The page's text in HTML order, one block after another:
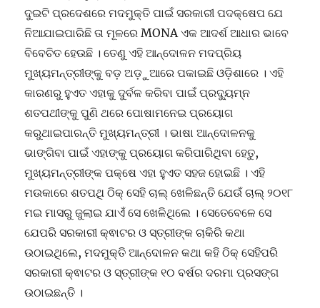
ଦୁଇଟି ପ୍ରଦେଶରେ ମଦମୁକ୍ତି ପାଇଁ ସରକାରୀ ପଦକ୍ଷେପ ଯେ
ନିଆଯାଇପାରିଛି ତା ମୂଳରେ MONA ଏକ ଆଦର୍ଶ ଆଧାର ଭାବେ
ବିବେଚିତ ହେଉଛି । ତେଣୁ ଏହି ଆନ୍ଦୋଳନ ମଦପ୍ରିୟ
ମୁଖ୍ୟମନ୍ତ୍ରୀଙ୍କୁ ବଡ଼ ଅଡ଼ୁଆରେ ପକାଇଛି ଓଡ଼ିଶାରେ । ଏହି
କାରଣରୁ ହୁଏତ ଏହାକୁ ଦୁର୍ବଳ କରିବା ପାଇଁ ପ୍ରଦ୍ୟୁମ୍ନ
ଶତପଥୀଙ୍କୁ ପୁଣି ଥରେ ପୋଷାମନେଇ ପ୍ରୟୋଗ
କରୁଥାଇପାରନ୍ତି ମୁଖ୍ୟମନ୍ତ୍ରୀ । ଭାଷା ଆନ୍ଦୋଳନକୁ
ଭାଙ୍ଗିବା ପାଇଁ ଏହାଙ୍କୁ ପ୍ରୟୋଗ କରିପାରିଥିବା ହେତୁ,
ମୁଖ୍ୟମନ୍ତ୍ରୀଙ୍କ ପକ୍ଷେ ଏହା ହୁଏତ ସହଜ ହୋଇଛି । ଏହି
ମଉକାରେ ଶତପଥି ଠିକ୍ ସେହି ଚାଲ୍ ଖେଳିଛନ୍ତି ଯେଉଁ ଚାଲ୍ ୨୦୧୮
ମଇ ମାସରୁ ଜୁଲାଇ ଯାଏଁ ସେ ଖେଳିଥିଲେ । ସେତେବେଳେ ସେ
ଯେପରି ସରକାରୀ କ୍ଵାଟର ଓ ସ୍ତ୍ରୀଙ୍କ ଚାକିରି କଥା
ଉଠାଇଥିଲେ, ମଦମୁକ୍ତି ଆନ୍ଦୋଳନ କଥା କହି ଠିକ୍ ସେହିପରି
ସରକାରୀ କ୍ଵାଟର ଓ ସ୍ତ୍ରୀଙ୍କ ୧୦ ବର୍ଷର ଦରମା ପ୍ରସଙ୍ଗ
ଉଠାଇଛନ୍ତି ।